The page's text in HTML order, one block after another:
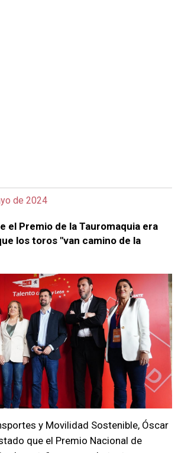
de 2024
el Premio de la Tauromaquia era
los toros "van camino de la
y Movilidad Sostenible, Óscar
que el Premio Nacional de